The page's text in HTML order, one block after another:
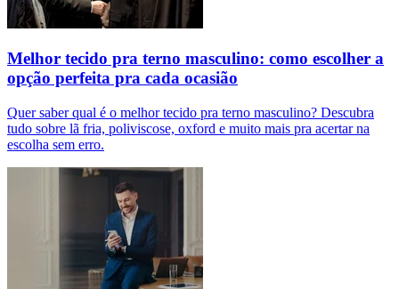
Melhor tecido pra terno masculino: como escolher a
opção perfeita pra cada ocasião
Quer saber qual é o melhor tecido pra terno masculino? Descubra
tudo sobre lã fria, poliviscose, oxford e muito mais pra acertar na
escolha sem erro.